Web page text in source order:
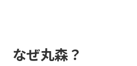
なぜ丸森？